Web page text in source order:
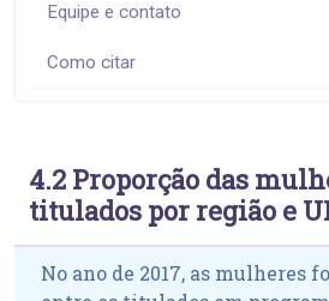
Equipe e contato
Como citar
4.2 Proporção das
titulados por região e
No ano de 2017, as mulheres